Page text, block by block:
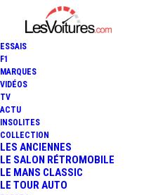
ESSAIS
F1
MARQUES
VIDÉOS
TV
ACTU
INSOLITES
COLLECTION
LES ANCIENNES
LE SALON RÉTROMOBILE
LE MANS CLASSIC
LE TOUR AUTO